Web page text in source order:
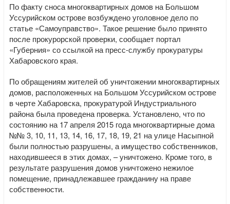
По факту сноса многоквартирных домов на Большом
Уссурийском острове возбуждено уголовное дело по
статье «Самоуправство». Такое решение было принято
после прокурорской проверки, сообщает портал
«Губерния» со ссылкой на пресс-службу прокуратуры
Хабаровского края.
По обращениям жителей об уничтожении многоквартирных
домов, расположенных на Большом Уссурийском острове
в черте Хабаровска, прокуратурой Индустриального
района была проведена проверка. Установлено, что по
состоянию на 17 апреля 2015 года многоквартирные дома
№№ 3, 10, 11, 13, 14, 16, 17, 18, 19, 21 на улице Насыпной
были полностью разрушены, а имущество собственников,
находившееся в этих домах, – уничтожено. Кроме того, в
результате разрушения домов уничтожено нежилое
помещение, принадлежавшее гражданину на праве
собственности.